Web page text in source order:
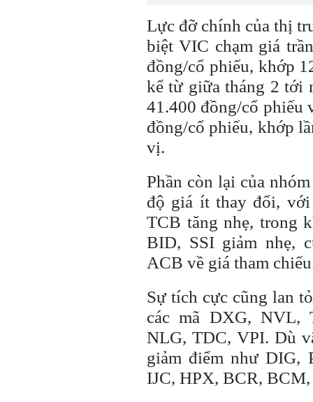
Lực đỡ chính của thị
biệt VIC chạm giá
đồng/cổ phiếu, khớp
kể từ giữa tháng 2 tới
41.400 đồng/cổ phiếu
đồng/cổ phiếu, khớp
vị.
Phần còn lại của
độ giá ít thay đổi,
TCB tăng nhẹ, trong
BID, SSI giảm nhẹ,
ACB về giá tham
Sự tích cực cũng lan
các mã DXG, NVL,
NLG, TDC, VPI. Dù
giảm điểm như DIG,
IJC, HPX, BCR,